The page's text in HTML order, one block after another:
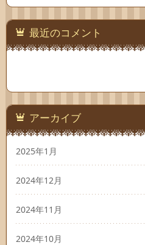
最近のコメント
アーカイブ
2025年1月
2024年12月
2024年11月
2024年10月